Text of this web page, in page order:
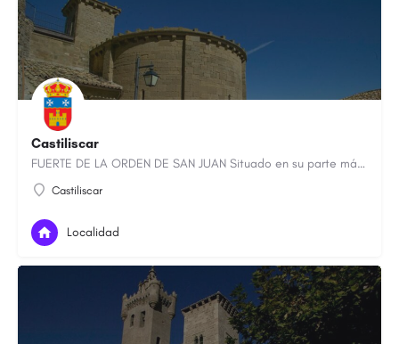
Castiliscar
FUERTE DE LA ORDEN DE SAN JUAN Situado en su parte más alta, el ‘Castillo de Liscar’, un poderoso símbolo de…
Castiliscar
Localidad